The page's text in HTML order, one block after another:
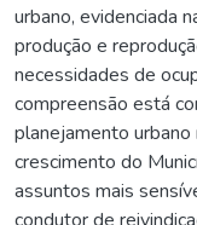
urbano, evidenciada
produção e
necessidades de
compreensão está
planejamento
crescimento do
assuntos mais